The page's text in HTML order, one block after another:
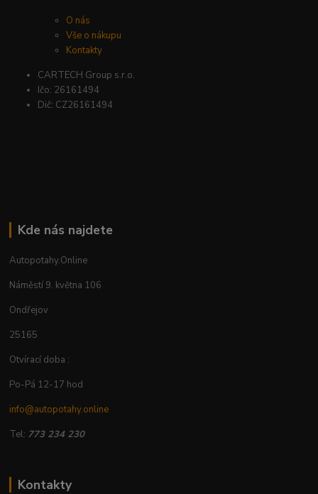
O nás
Vše o nákupu
Kontakty
CARTECH Group s.r.o.
Ičo: 26161494
Dič: CZ26161494
Kde nás najdete
Autopotahy.Online
Náměstí 9. května 106
Ondřejov
25165
Otvírací doba :
Po-Pá 12-17 hod
info@autopotahy.online
Tel: 773 234 230
Kontakty